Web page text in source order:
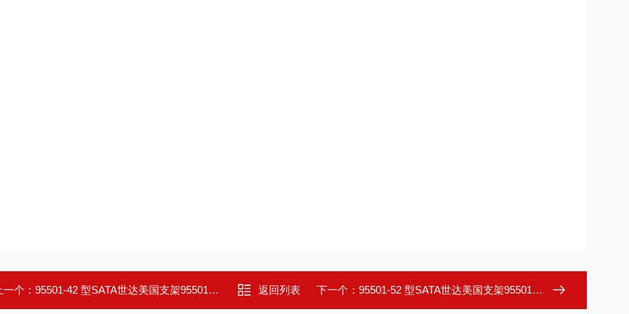
一个： 95501-42 型SATA世达美国支架95501-42 返回列表 下一个： 95501-52 型SATA世达美国支架95501-52